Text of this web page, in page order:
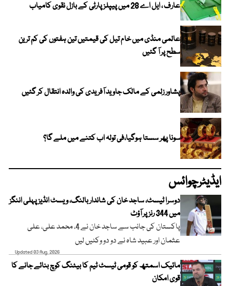
عارف ، ایل اے 28 میں پیپلز پارٹی کے بازل نقوی کامیاب
عالمی منڈی میں خام تیل کی قیمتیں تین ہفتوں کی کم ترین
سطح پر آ گئیں
پشاور زلمی کے مالک جاوید آفریدی کی والدہ انتقال کر گئیں
سونا پھر سستا ہوگیا،فی تولہ اب کتنے میں ملے گا؟
ایڈیٹرچوائس
دوسرا ٹیسٹ، ساجد خان کی شاندار بالنگ، ویسٹ انڈیز پہلی اننگز
میں 344 رنز پر آؤٹ
پاکستان کی جانب سے ساجد خان نے 4، محمد علی، علی
عثمان اور عبید شاہ نے دو دو وکٹیں لیں
Updated 03 Aug, 2026
مائیک اسمتھ کو قومی ٹیسٹ ٹیم کا بیٹنگ کوچ بنائے جانے کا
قوی امکان